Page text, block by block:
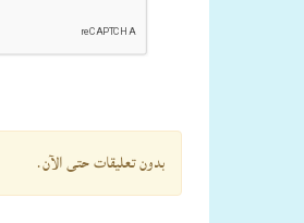
بدون تعليقات حتى الآن.